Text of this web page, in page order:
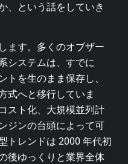
、という話をしていき
ます。多くのオブザー
システムは、すでに
トを生のまま保存し、
式へと移行していま
スト化、大規模並列計
ジンの台頭によって可
トレンドは 2000 年代初
後ゆっくりと業界全体